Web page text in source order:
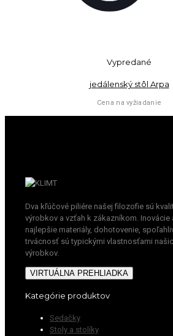
Vypredané
jedálenský stôl Arpa
Cena na vyžiadanie
Dva kľúčové piliére našej filozofie sú
výrobkov a vzťah k zákazníkom. Inovácie
najlepšie materiály, dohotovenie,
trvácnosť sú typickými vlastnosťami
výrobkov.
VIRTUÁLNA PREHLIADKA
Kategórie produktov
Sedačky
Stoly a stolíky